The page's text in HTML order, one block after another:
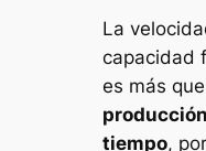
La
capacidad
es más que
tiempo,